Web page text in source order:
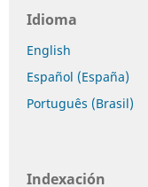
Idioma
English
Español (España)
Português (Brasil)
Indexación